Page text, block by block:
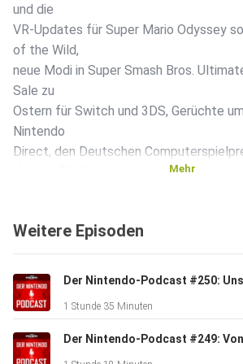
und die
VR-Updates für Super Mario Odyssey
of the Wild,
neue Modi in Super Smash Bros.
Sale zu
Ostern für Switch und 3DS, Gerüchte
Nintendo
Direct, den Deutschen
wir uns wieder mit den tollen Beiträgen
Themen der 33. Folge in der Übersicht:
aus dem
Nintendo eShop 05:00 - Nintendo Labo
Mario und
Zelda 24:10 - Neue Modi in Super
Mehr
Weitere Episoden
1 Stunde 35 Minuten